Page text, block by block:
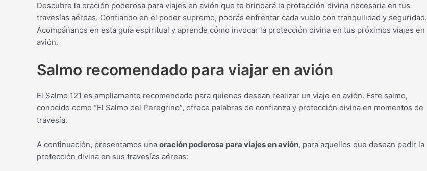
Descubre la oración poderosa para viajes en avión que te brindará la protección divina necesaria en tus
travesías aéreas. Confiando en el poder supremo, podrás enfrentar cada vuelo con tranquilidad y seguridad.
Acompáñanos en esta guía espiritual y aprende cómo invocar la protección divina en tus próximos viajes en
avión.
Salmo recomendado para viajar en avión
El Salmo 121 es ampliamente recomendado para quienes desean realizar un viaje en avión. Este salmo,
conocido como “El Salmo del Peregrino”, ofrece palabras de confianza y protección divina en momentos de
travesía.
A continuación, presentamos una oración poderosa para viajes en avión, para aquellos que desean pedir la
protección divina en sus travesías aéreas: